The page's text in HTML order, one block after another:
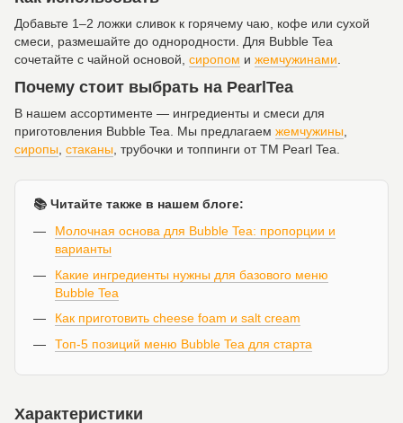
Добавьте 1–2 ложки сливок к горячему чаю, кофе или сухой
смеси, размешайте до однородности. Для Bubble Tea
сочетайте с чайной основой, сиропом и жемчужинами
Почему стоит выбрать на PearlTea
В нашем ассортименте — ингредиенты и смеси для
приготовления Bubble Tea. Мы предлагаем жемчужины,
сиропы, стаканы, трубочки и топпинги от ТМ Pearl Tea.
📚 Читайте также в нашем блоге:
Молочная основа для Bubble Tea: пропорции и
варианты
Какие ингредиенты нужны для базового меню
Bubble Tea
Как приготовить cheese foam и salt cream
Топ-5 позиций меню Bubble Tea для старта
Характеристики